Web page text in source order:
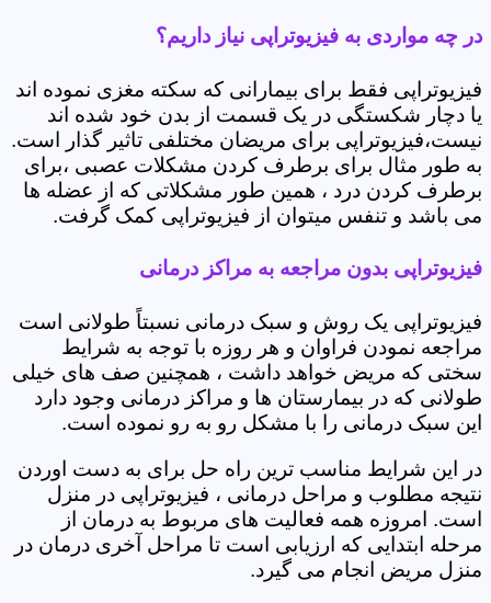
در چه مواردی به فیزیوتراپی نیاز داریم؟
فیزیوتراپی فقط برای بیمارانی که سکته مغزی نموده اند
یا دچار شکستگی در یک قسمت از بدن خود شده اند
نیست،فیزیوتراپی برای مریضان مختلفی تاثیر گذار است.
به طور مثال برای برطرف کردن مشکلات عصبی ،برای
برطرف کردن درد ، همین طور مشکلاتی که از عضله ها
می باشد و تنفس میتوان از فیزیوتراپی کمک گرفت.
فیزیوتراپی بدون مراجعه به مراکز درمانی
فیزیوتراپی یک روش و سبک درمانی نسبتاً طولانی است
مراجعه نمودن فراوان و هر روزه با توجه به شرایط
سختی که مریض خواهد داشت ، همچنین صف های خیلی
طولانی که در بیمارستان ها و مراکز درمانی وجود دارد
این سبک درمانی را با مشکل رو به رو نموده است.
در این شرایط مناسب ترین راه حل برای به دست اوردن
نتیجه مطلوب و مراحل درمانی ، فیزیوتراپی در منزل
است. امروزه همه فعالیت های مربوط به درمان از
مرحله ابتدایی که ارزیابی است تا مراحل آخری درمان در
منزل مریض انجام می گیرد.